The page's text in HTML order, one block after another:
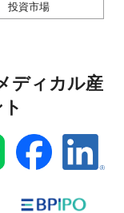
投資市場
ディカル産